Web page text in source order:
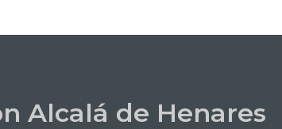
Alcalá de Henares